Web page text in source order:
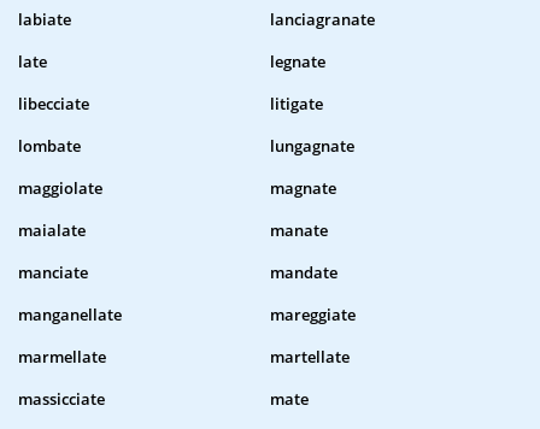
labiate
lanciagranate
late
legnate
libecciate
litigate
lombate
lungagnate
maggiolate
magnate
maialate
manate
manciate
mandate
manganellate
mareggiate
marmellate
martellate
massicciate
mate